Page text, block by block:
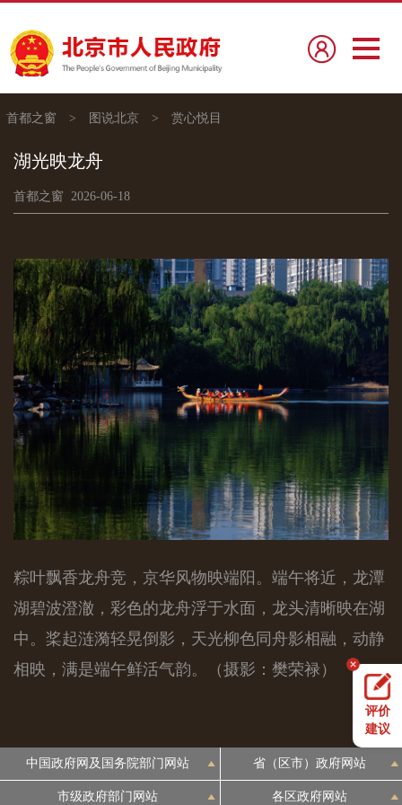
首都之窗 > 图说北京 > 赏心悦目
湖光映龙舟
首都之窗 2026-06-18
粽叶飘香龙舟竞，京华风物映端阳。端午将近，龙潭
湖碧波澄澈，彩色的龙舟浮于水面，龙头清晰映在湖
中。桨起涟漪轻晃倒影，天光柳色同舟影相融，动静
相映，满是端午鲜活气韵。（摄影：樊荣禄）
评价
建议
中国政府网及国务院部门网站 省（区市）政府网站
市级政府部门网站 各区政府网站